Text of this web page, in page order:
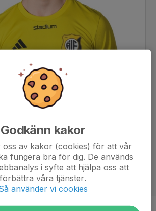
Godkänn kakor
oss av kakor (cookies) för att vår
fungera bra för dig. De används
i syfte att hjälpa oss att
förbättra våra tjänster.
använder vi cookies